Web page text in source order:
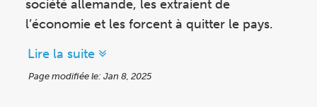
société allemande, les extraient de
l’économie et les forcent à quitter le pays.
Lire la suite
Page modifiée le: Jan 8, 2025